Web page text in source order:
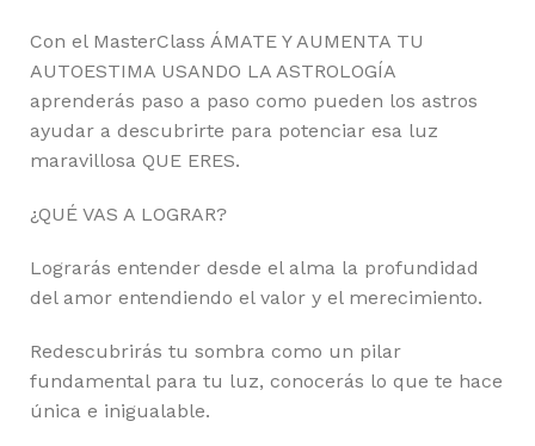
Con el MasterClass ÁMATE Y AUMENTA TU
AUTOESTIMA USANDO LA ASTROLOGÍA
aprenderás paso a paso como pueden los astros
ayudar a descubrirte para potenciar esa luz
maravillosa QUE ERES.
¿QUÉ VAS A LOGRAR?
Lograrás entender desde el alma la profundidad
del amor entendiendo el valor y el merecimiento.
Redescubrirás tu sombra como un pilar
fundamental para tu luz, conocerás lo que te hace
única e inigualable.